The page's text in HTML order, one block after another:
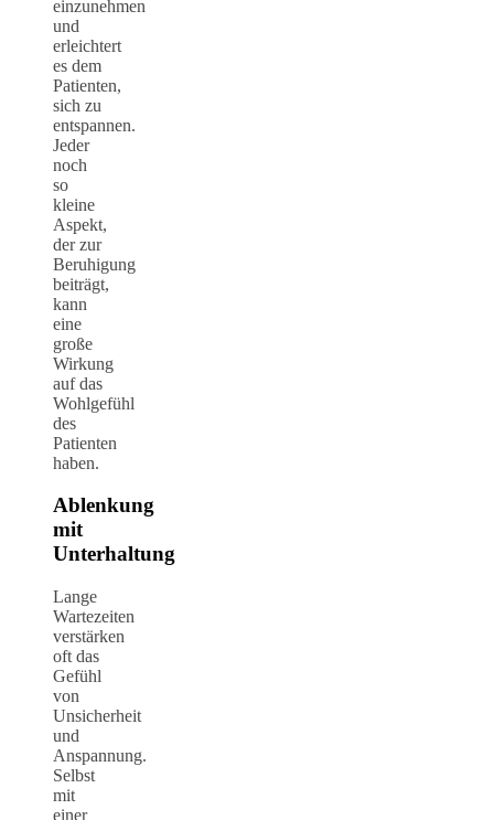
einzunehmen
und
erleichtert
es dem
Patienten,
sich zu
entspannen.
Jeder
noch
so
kleine
Aspekt,
der zur
Beruhigung
beiträgt,
kann
eine
große
Wirkung
auf das
Wohlgefühl
des
Patienten
haben.
Ablenkung
mit
Unterhaltung
Lange
Wartezeiten
verstärken
oft das
Gefühl
von
Unsicherheit
und
Anspannung.
Selbst
mit
einer